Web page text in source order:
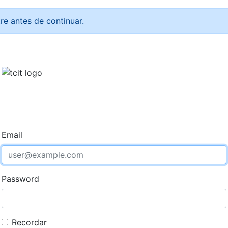
antes de continuar.
Email
Password
Recordar